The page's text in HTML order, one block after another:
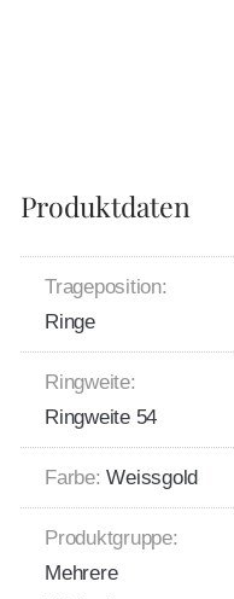
Produktdaten
Trageposition:
Ringe
Ringweite:
Ringweite 54
Farbe: Weissgold
Produktgruppe:
Mehrere